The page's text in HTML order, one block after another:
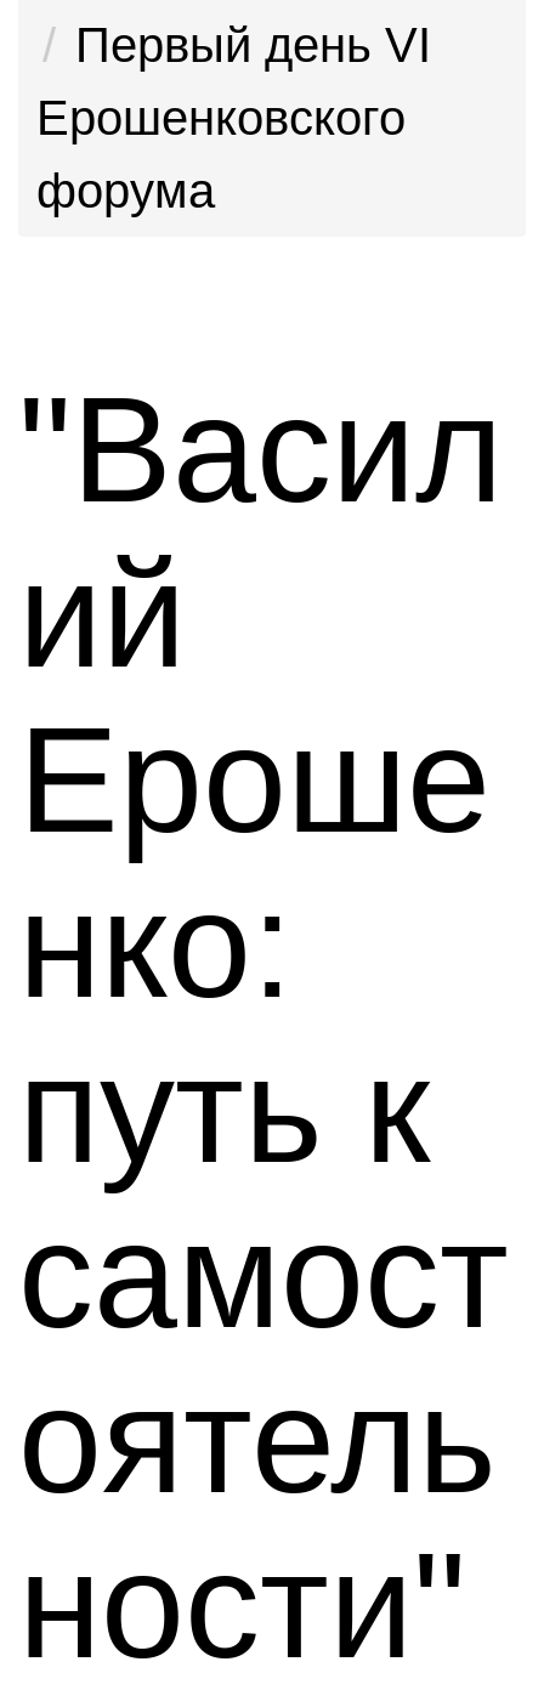
Первый день VI
Ерошенковского
форума
"Васил
ий
Ероше
нко:
путь к
самост
оятель
ности"